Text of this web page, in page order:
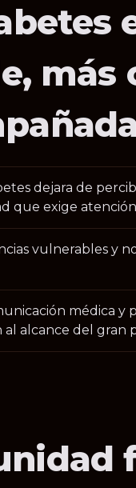
más
dejara de
que exige
vulnerables y
médica y
al alcance del gran